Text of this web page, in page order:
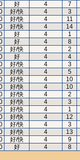
好 4
7
好/快 4
3
好/快 4
11
好/快 4
14
好 4
1
好 4
8
好/快 4
2
好 4
4
好/快 4
3
好/快 4
5
好/快 4
10
好/快 4
10
好/快 4
2
好/快 4
3
好/快 4
1
好/快 4
12
好/快 4
3
好/快 4
13
好/快 4
9
好 4
8